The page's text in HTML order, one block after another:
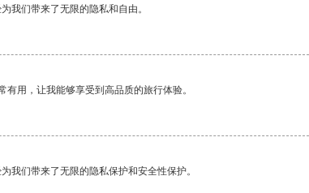
我们带来了无限的隐私和自由。
用，让我能够享受到高品质的旅行体验。
我们带来了无限的隐私保护和安全性保护。